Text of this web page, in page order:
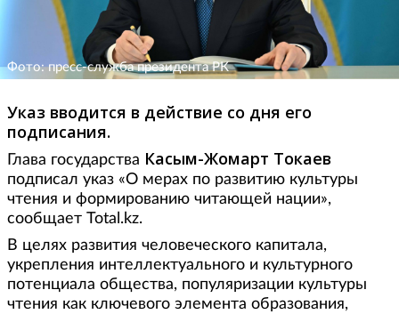
Фото: пресс-служба президента РК
Указ вводится в действие со дня его
подписания.
Глава государства Касым-Жомарт Токаев
подписал указ «О мерах по развитию культуры
чтения и формированию читающей нации»,
сообщает Total.kz.
В целях развития человеческого капитала,
укрепления интеллектуального и культурного
потенциала общества, популяризации культуры
чтения как ключевого элемента образования,